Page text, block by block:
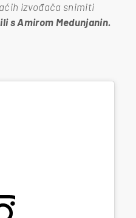
izvođača snimiti
ili s Amirom Medunjanin.